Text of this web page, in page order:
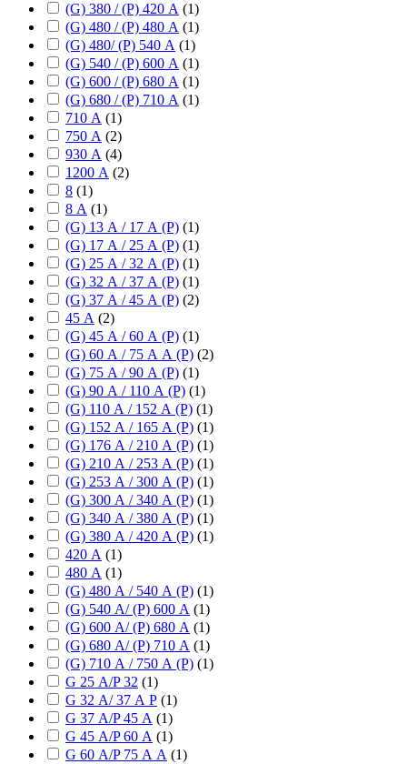
(G) 380 / (P) 420 А (1)
(G) 480 / (P) 480 А (1)
(G) 480/ (P) 540 А (1)
(G) 540 / (P) 600 А (1)
(G) 600 / (P) 680 А (1)
(G) 680 / (P) 710 А (1)
710 А (1)
750 А (2)
930 А (4)
1200 А (2)
8 (1)
8 А (1)
(G) 13 А / 17 А (P) (1)
(G) 17 А / 25 А (P) (1)
(G) 25 А / 32 А (P) (1)
(G) 32 А / 37 А (P) (1)
(G) 37 А / 45 А (P) (2)
45 А (2)
(G) 45 А / 60 А (P) (1)
(G) 60 А / 75 А А (P) (2)
(G) 75 А / 90 А (P) (1)
(G) 90 А / 110 А (P) (1)
(G) 110 А / 152 А (P) (1)
(G) 152 А / 165 А (P) (1)
(G) 176 А / 210 А (P) (1)
(G) 210 А / 253 А (P) (1)
(G) 253 А / 300 А (P) (1)
(G) 300 А / 340 А (P) (1)
(G) 340 А / 380 А (P) (1)
(G) 380 А / 420 А (P) (1)
420 А (1)
480 А (1)
(G) 480 А / 540 А (P) (1)
(G) 540 А/ (P) 600 А (1)
(G) 600 А/ (P) 680 А (1)
(G) 680 А/ (P) 710 А (1)
(G) 710 А / 750 А (P) (1)
G 25 А/P 32 (1)
G 32 А/ 37 А P (1)
G 37 А/P 45 А (1)
G 45 А/P 60 А (1)
G 60 А/P 75 А А (1)